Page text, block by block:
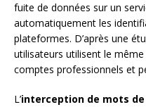
fuite de données sur un
automatiquement les
plateformes. D’après une
utilisateurs utilisent le
comptes professionnels et
L’interception de mots de